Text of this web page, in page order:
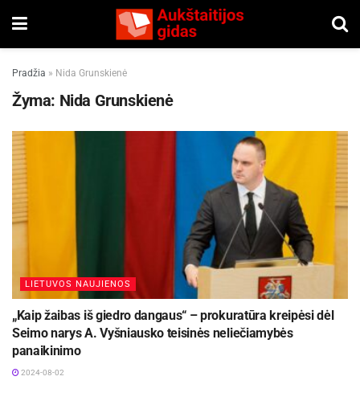
Pradžia » Nida Grunskienė
Žyma: Nida Grunskienė
LIETUVOS NAUJIENOS
„Kaip žaibas iš giedro dangaus“ – prokuratūra kreipėsi dėl
Seimo narys A. Vyšniausko teisinės neliečiamybės
panaikinimo
2024-08-02